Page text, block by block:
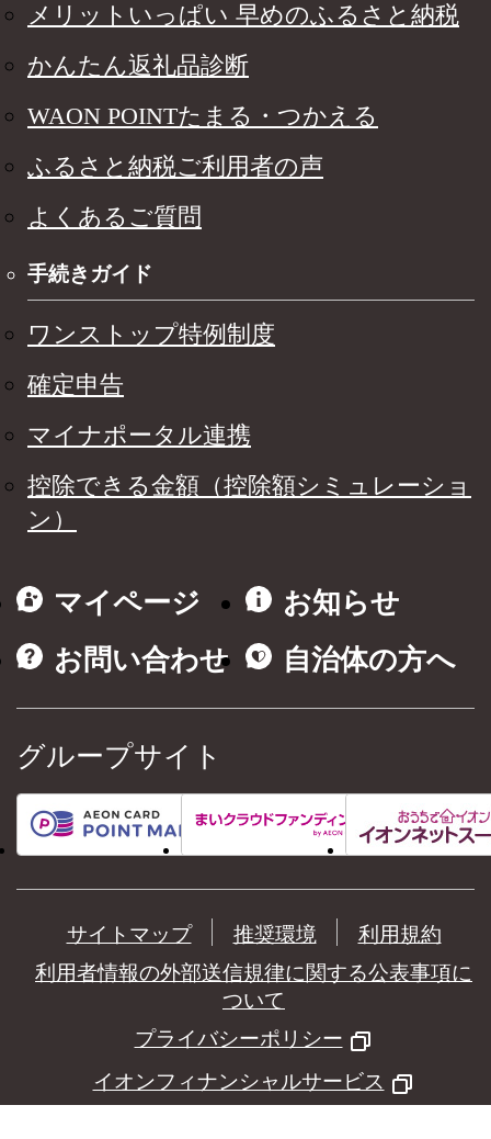
メリットいっぱい 早めのふるさと納税
かんたん返礼品診断
WAON POINTたまる・つかえる
ふるさと納税ご利用者の声
よくあるご質問
手続きガイド
ワンストップ特例制度
確定申告
マイナポータル連携
控除できる金額（控除額シミュレーショ
ン）
マイページ
お知らせ
お問い合わせ
自治体の方へ
グループサイト
サイトマップ 推奨環境
利用規約
利用者情報の外部送信規律に関する公表事項に
ついて
プライバシーポリシー
イオンフィナンシャルサービス